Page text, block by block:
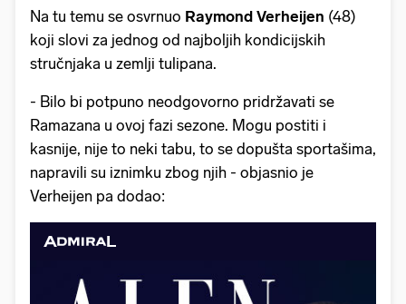
Na tu temu se osvrnuo Raymond Verheijen (48)
koji slovi za jednog od najboljih kondicijskih
stručnjaka u zemlji tulipana.
- Bilo bi potpuno neodgovorno pridržavati se
Ramazana u ovoj fazi sezone. Mogu postiti i
kasnije, nije to neki tabu, to se dopušta sportašima,
napravili su iznimku zbog njih - objasnio je
Verheijen pa dodao: